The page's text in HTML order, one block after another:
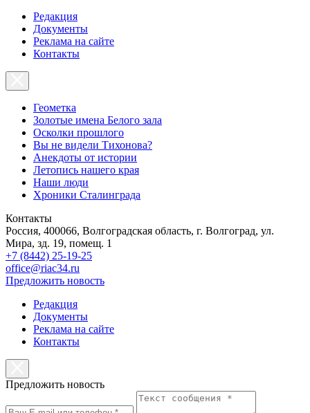
Редакция
Документы
Реклама на сайте
Контакты
Геометка
Золотые имена Белого зала
Осколки прошлого
Вы не видели Тихонова?
Анекдоты от истории
Летопись нашего края
Наши люди
Хроники Сталинграда
Контакты
Россия, 400066, Волгоградская область, г. Волгоград, ул.
Мира, зд. 19, помещ. 1
+7 (8442) 25-19-25
office@riac34.ru
Предложить новость
Редакция
Документы
Реклама на сайте
Контакты
Предложить новость